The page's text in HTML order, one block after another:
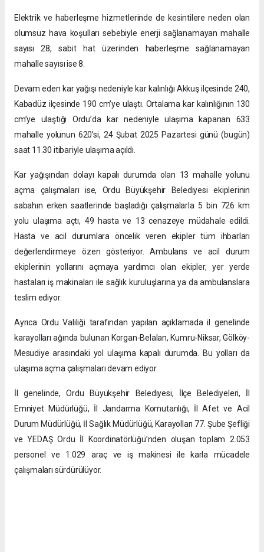
Elektrik ve haberleşme hizmetlerinde de kesintilere neden olan
olumsuz hava koşulları sebebiyle enerji sağlanamayan mahalle
sayısı 28, sabit hat üzerinden haberleşme sağlanamayan
mahalle sayısı ise 8.
Devam eden kar yağışı nedeniyle kar kalınlığı Akkuş ilçesinde 240,
Kabadüz ilçesinde 190 cm’ye ulaştı. Ortalama kar kalınlığının 130
cm’ye ulaştığı Ordu’da kar nedeniyle ulaşıma kapanan 633
mahalle yolunun 620’si, 24 Şubat 2025 Pazartesi günü (bugün)
saat 11.30 itibariyle ulaşıma açıldı.
Kar yağışından dolayı kapalı durumda olan 13 mahalle yolunu
açma çalışmaları ise, Ordu Büyükşehir Belediyesi ekiplerinin
sabahın erken saatlerinde başladığı çalışmalarla 5 bin 726 km
yolu ulaşıma açtı, 49 hasta ve 13 cenazeye müdahale edildi.
Hasta ve acil durumlara öncelik veren ekipler tüm ihbarları
değerlendirmeye özen gösteriyor. Ambulans ve acil durum
ekiplerinin yollarını açmaya yardımcı olan ekipler, yer yerde
hastaları iş makinaları ile sağlık kuruluşlarına ya da ambulanslara
teslim ediyor.
Ayrıca Ordu Valiliği tarafından yapılan açıklamada il genelinde
karayolları ağında bulunan Korgan-Belalan, Kumru-Niksar, Gölköy-
Mesudiye arasındaki yol ulaşıma kapalı durumda. Bu yolları da
ulaşıma açma çalışmaları devam ediyor.
İl genelinde, Ordu Büyükşehir Belediyesi, İlçe Belediyeleri, İl
Emniyet Müdürlüğü, İl Jandarma Komutanlığı, İl Afet ve Acil
Durum Müdürlüğü, İl Sağlık Müdürlüğü, Karayolları 77. Şube Şefliği
ve YEDAŞ Ordu İl Koordinatörlüğü’nden oluşan toplam 2.053
personel ve 1.029 araç ve iş makinesi ile karla mücadele
çalışmaları sürdürülüyor.